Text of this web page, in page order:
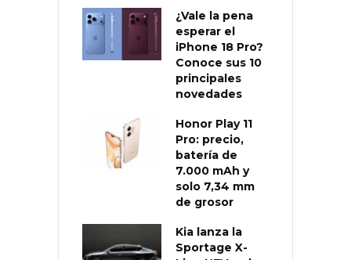
¿Vale la pena
esperar el
iPhone 18 Pro?
Conoce sus 10
principales
novedades
Honor Play 11
Pro: precio,
batería de
7.000 mAh y
solo 7,34 mm
de grosor
Kia lanza la
Sportage X-